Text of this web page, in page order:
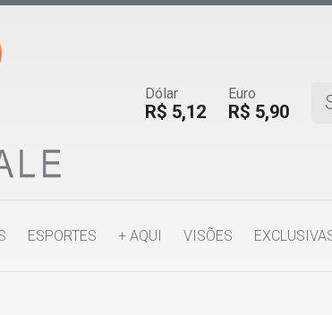
Dólar
R$ 5,12
Euro
R$ 5,90
ESPORTES + AQUI VISÕES